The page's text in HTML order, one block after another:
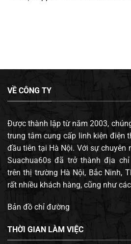
VỀ CÔNG TY
Được thành lập từ năm 2003,
trung tâm cung cấp linh kiện điện
đầu tiên tại Hà Nội. Với sự chuyên
Suachua60s đã trở thành địa
trên thị trường Hà Nội, Bắc Ninh,
rất nhiều khách hàng, cũng như
Bản đồ chỉ đường
THỜI GIAN LÀM VIỆC